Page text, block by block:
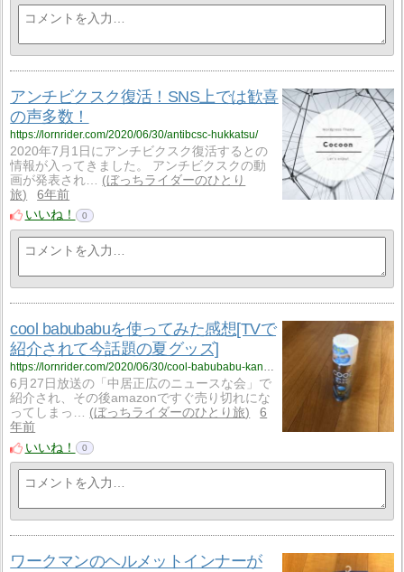
アンチビクスク復活！SNS上では歓喜
の声多数！
https://lornrider.com/2020/06/30/antibcsc-hukkatsu/
2020年7月1日にアンチビクスク復活するとの
情報が入ってきました。 アンチビクスクの動
画が発表され…
ぼっちライダーのひとり
旅
6年前
いいね！
0
cool babubabuを使ってみた感想[TVで
紹介されて今話題の夏グッズ]
https://lornrider.com/2020/06/30/cool-babubabu-kansou/
6月27日放送の「中居正広のニュースな会」で
紹介され、その後amazonですぐ売り切れにな
ってしまっ…
ぼっちライダーのひとり旅
6
年前
いいね！
0
ワークマンのヘルメットインナーが